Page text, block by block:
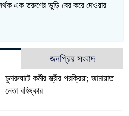
এক তরুণের ভুড়ি বের করে দেওয়ার
জনপ্রিয় সংবাদ
চুনারুঘাটে কর্মীর স্ত্রীর পরক্রিয়া; জামায়াত
নেতা বহিষ্কার